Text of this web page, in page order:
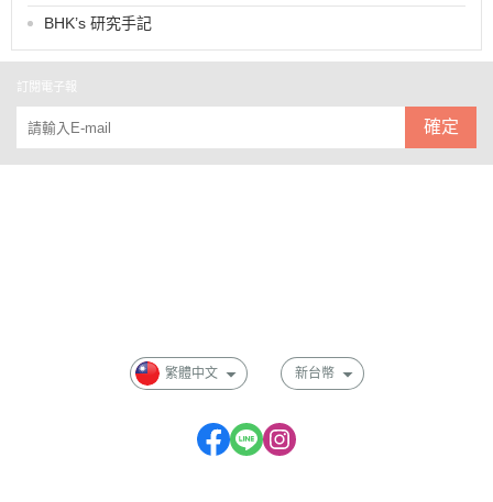
BHK’s 研究手記
訂閱電子報
確定
繁體中文 新台幣